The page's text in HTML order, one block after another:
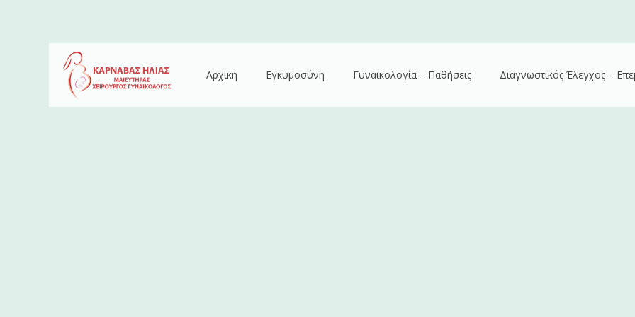
Αρχική Εγκυμοσύνη Γυναικολογία – Παθήσεις Διαγνωστικός Έλεγχος –